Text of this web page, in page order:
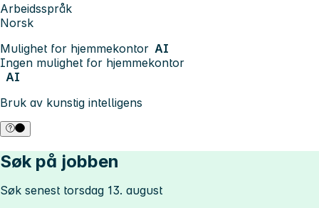
Arbeidsspråk
Norsk
Mulighet for hjemmekontor AI
Ingen mulighet for hjemmekontor
AI
Bruk av kunstig intelligens
Søk på jobben
Søk senest torsdag 13. august